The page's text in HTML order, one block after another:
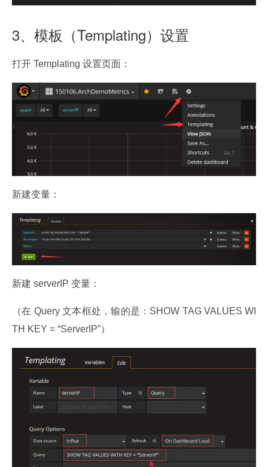
3、模板（Templating）设置
打开 Templating 设置页面：
新建变量：
新建 serverIP 变量：
（在 Query 文本框处，输的是：SHOW TAG VALUES WI
TH KEY = “ServerIP”）